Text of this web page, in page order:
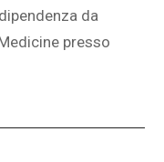
da
presso